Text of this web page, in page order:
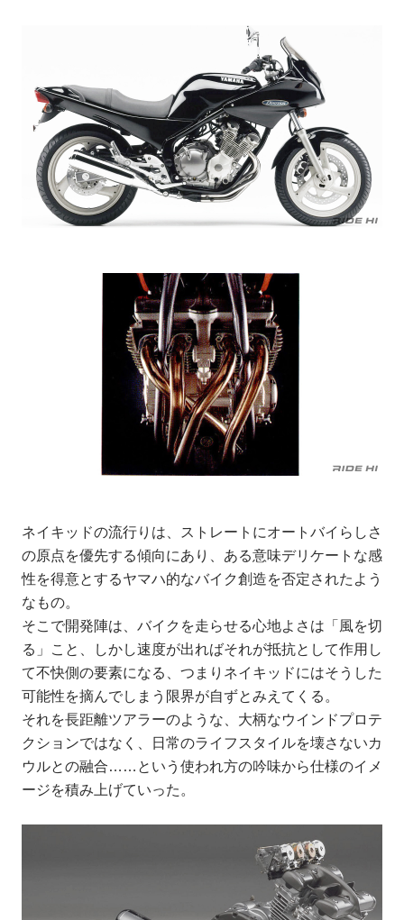
ネイキッドの流行りは、ストレートにオートバイらしさ
の原点を優先する傾向にあり、ある意味デリケートな感
性を得意とするヤマハ的なバイク創造を否定されたよう
なもの。
そこで開発陣は、バイクを走らせる心地よさは「風を切
る」こと、しかし速度が出ればそれが抵抗として作用し
て不快側の要素になる、つまりネイキッドにはそうした
可能性を摘んでしまう限界が自ずとみえてくる。
それを長距離ツアラーのような、大柄なウインドプロテ
クションではなく、日常のライフスタイルを壊さないカ
ウルとの融合……という使われ方の吟味から仕様のイメ
ージを積み上げていった。